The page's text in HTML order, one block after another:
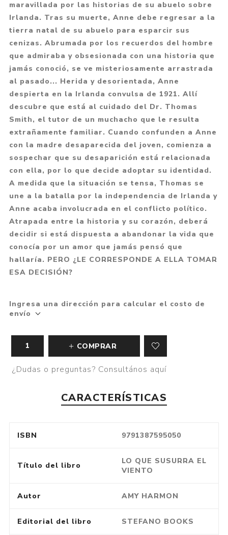
maravillada por las historias de su abuelo sobre
Irlanda. Tras su muerte, Anne debe regresar a la
tierra natal de su abuelo para esparcir sus
cenizas. Abrumada por los recuerdos del hombre
que admiraba y obsesionada con una historia que
jamás conoció, se ve misteriosamente arrastrada
al pasado... Herida y desorientada, Anne
despierta en la Irlanda convulsa de 1921. Allí
descubre que está al cuidado del Dr. Thomas
Smith, el tutor de un muchacho que le resulta
extrañamente familiar. Cuando confunden a Anne
con la madre desaparecida del joven, comienza a
sospechar que su desaparición está relacionada
con ella, por lo que decide adoptar su identidad.
A medida que la situación se tensa, Thomas se
une a la batalla por la independencia de Irlanda y
Anne acaba involucrada en el conflicto político.
Atrapada entre la historia y su corazón, deberá
decidir si está dispuesta a abandonar la vida que
conocía por un amor que jamás pensó que
hallaría. PERO ¿LE CORRESPONDE A ELLA TOMAR
ESA DECISIÓN?
Ingresa una dirección para calcular el costo de
envío
COMPRAR
¿Dudas o preguntas? Consultános aquí
CARACTERÍSTICAS
ISBN 9791387595050
Título del libro
LO QUE SUSURRA EL
VIENTO
Autor AMY HARMON
Editorial del libro STEFANO BOOKS